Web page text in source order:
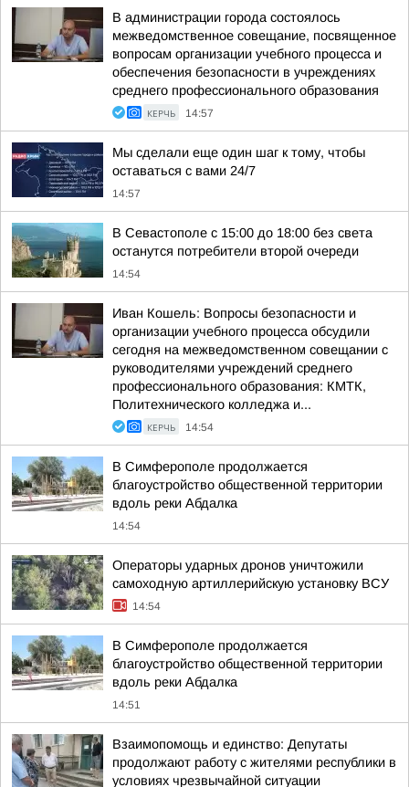
В администрации города состоялось
межведомственное совещание, посвященное
вопросам организации учебного процесса и
обеспечения безопасности в учреждениях
среднего профессионального образования
КЕРЧЬ 14:57
Мы сделали еще один шаг к тому, чтобы
оставаться с вами 24/7
14:57
В Севастополе с 15:00 до 18:00 без света
останутся потребители второй очереди
14:54
Иван Кошель: Вопросы безопасности и
организации учебного процесса обсудили
сегодня на межведомственном совещании с
руководителями учреждений среднего
профессионального образования: КМТК,
Политехнического колледжа и...
КЕРЧЬ 14:54
В Симферополе продолжается
благоустройство общественной территории
вдоль реки Абдалка
14:54
Операторы ударных дронов уничтожили
самоходную артиллерийскую установку ВСУ
14:54
В Симферополе продолжается
благоустройство общественной территории
вдоль реки Абдалка
14:51
Взаимопомощь и единство: Депутаты
продолжают работу с жителями республики в
условиях чрезвычайной ситуации